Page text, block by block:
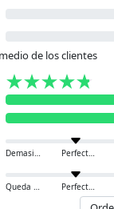
de los clientes
Demasiado pequeño Perfecto
Queda ajustado Perfecto